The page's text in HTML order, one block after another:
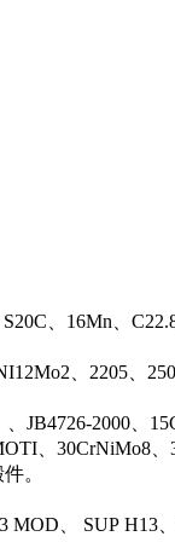
、16Mn、
、2205、
2000、
、30CrNiMo8
。
、 SUP H13